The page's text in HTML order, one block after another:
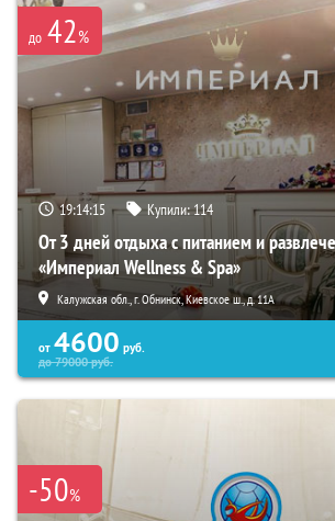
до 42%
19:14:14 Купили:114
От 3 дней отдыха с питанием и
«Империал Wellness & Spa»
Калужская обл., г. Обнинск, Киевское ш., д. 11А
от 4600 руб.
до79000руб.
-50%